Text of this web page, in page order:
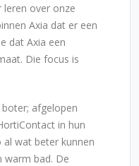
over onze
Axia dat er een
dat Axia een
Die focus is
afgelopen
in hun
al wat beter kunnen
warm bad. De